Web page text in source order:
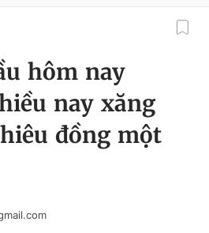
Tin 360
hôm nay
nay xăng
đồng một